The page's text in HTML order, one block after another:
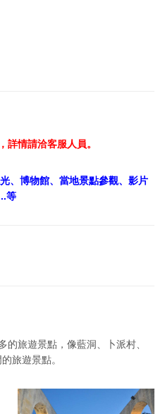
詳情請洽客服人員。
、博物館、當地景點參觀、影片
等
旅遊景點，像藍洞、卜派村、
旅遊景點。